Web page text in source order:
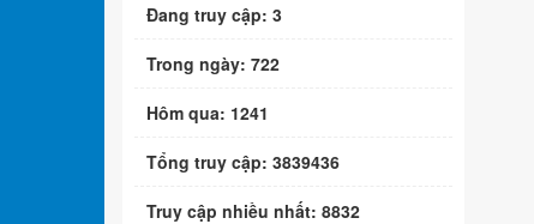
Đang truy cập: 3
Trong ngày: 722
Hôm qua: 1241
Tổng truy cập: 3839436
Truy cập nhiều nhất: 8832